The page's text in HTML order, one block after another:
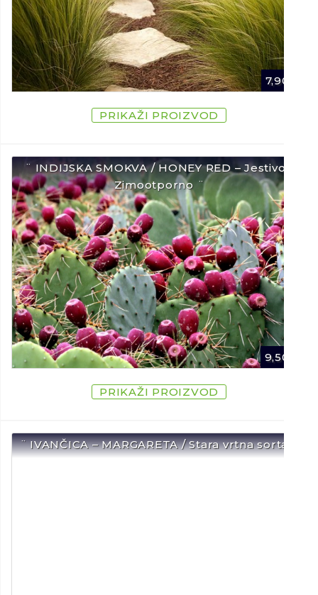
7,90
PRIKAŽI PROIZVOD
¨ INDIJSKA SMOKVA / HONEY RED – Jestivo /
Zimootporno ¨
9,50
PRIKAŽI PROIZVOD
¨ IVANČICA – MARGARETA / Stara vrtna sorta ¨